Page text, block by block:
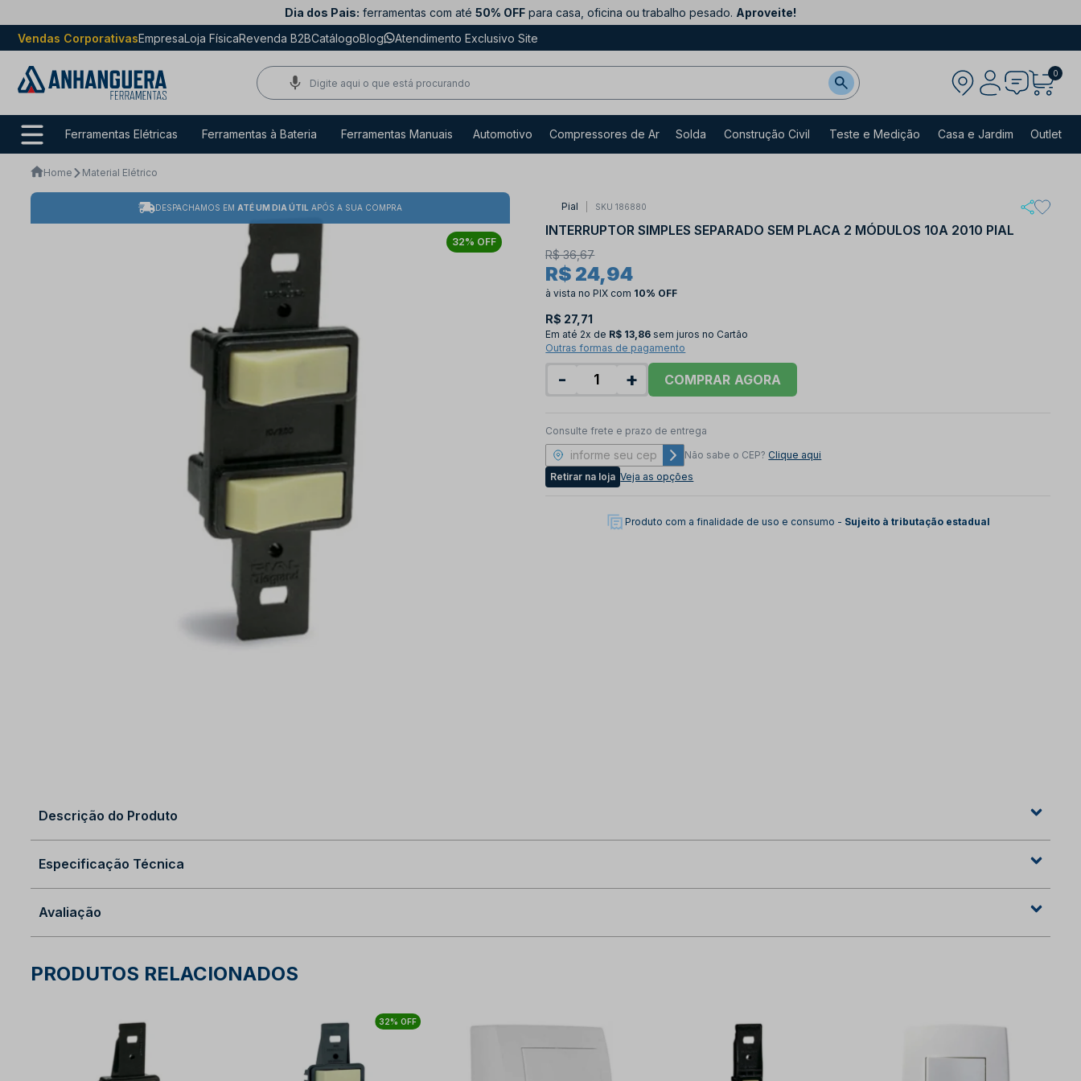
Dia dos Pais: ferramentas com até 50% OFF para casa, oficina ou trabalho pesado. Aproveite!
Vendas CorporativasEmpresaLoja FísicaRevenda B2BCatálogoBlog Atendimento Exclusivo Site
0
Ferramentas Elétricas Ferramentas à Bateria Ferramentas Manuais Automotivo Compressores de Ar Solda Construção Civil Teste e Medição Casa e Jardim Outlet
Home Material Elétrico
DESPACHAMOS EM ATÉ UM DIA ÚTIL APÓS A SUA COMPRA
32% OFF
Pial SKU 186880
INTERRUPTOR SIMPLES SEPARADO SEM PLACA 2 MÓDULOS 10A 2010 PIAL
R$ 36,67
R$ 24,94
à vista no PIX com 10% OFF
R$ 27,71
Em até 2x de R$ 13,86 sem juros no Cartão
Outras formas de pagamento
- + COMPRAR
Consulte frete e prazo de entrega
Não sabe o CEP? Clique aqui
Retirar na loja Veja as opções
Produto com a finalidade de uso e consumo - Sujeito à tributação estadual
Descrição do Produto
Especificação Técnica
Avaliação
PRODUTOS RELACIONADOS
32% OFF